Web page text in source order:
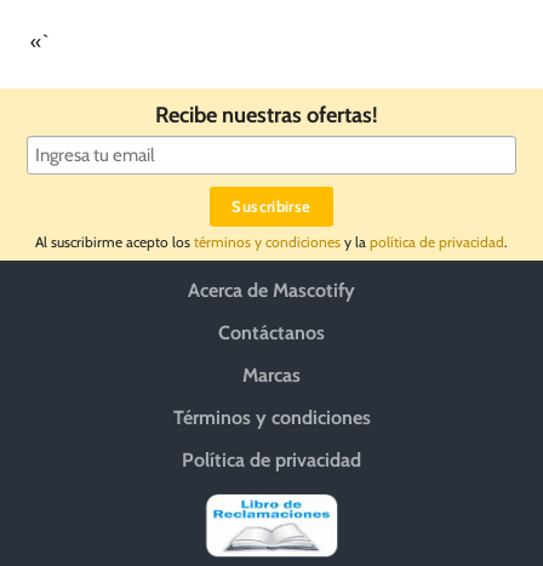
«`
Recibe nuestras ofertas!
Al suscribirme acepto los términos y condiciones y la política de privacidad.
Acerca de Mascotify
Contáctanos
Marcas
Términos y condiciones
Política de privacidad